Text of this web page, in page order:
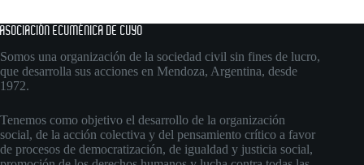
ASOCIACIÓN ECUMÉNICA DE CUYO
Somos una organización de la sociedad civil sin fines de lucro,
que desarrolla sus acciones en Mendoza, Argentina, desde
1972.
Tenemos como objetivo el desarrollo de la organización
social, de la acción colectiva y del pensamiento crítico a favor
de procesos de democratización, de igualdad y justicia social,